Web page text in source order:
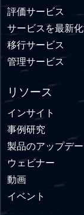
評価サービス
サービスを最新
移行サービス
管理サービス
リソース
インサイト
事例研究
製品のアップデー
ウェビナー
動画
イベント